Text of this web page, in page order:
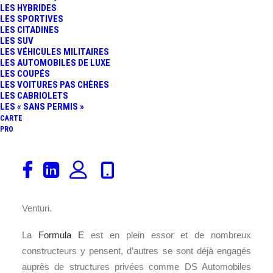
LES HYBRIDES
LES SPORTIVES
LES CITADINES
LES SUV
LES VÉHICULES MILITAIRES
LES AUTOMOBILES DE LUXE
LES COUPÉS
LES VOITURES PAS CHÈRES
LES CABRIOLETS
LES « SANS PERMIS »
CARTE
PRO
C’est un secret de polichinelle pour les acteurs du
championnat de monoplaces électriques. Mercedes-Benz
Venturi.
La Formula E est en plein essor et de nombreux
constructeurs y pensent, d’autres se sont déjà engagés
auprès de structures privées comme DS Automobiles